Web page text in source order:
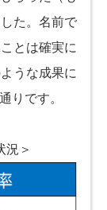
た。名前で
とは確実に
うな成果に
りです。
況＞